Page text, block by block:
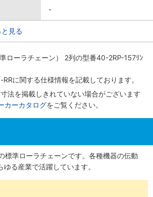
-
見る
ローラチェーン） 2列の型番40-2RP-157ﾘﾝ
に関する仕様情報を記載しております。
法を掲載しきれていない場合がございます
カーカタログをご覧ください。
標準ローラチェーンです。各種機器の伝動
る産業で活躍しています。